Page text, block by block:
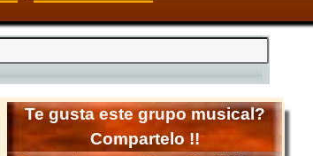
Te gusta este grupo musical?
Compartelo !!